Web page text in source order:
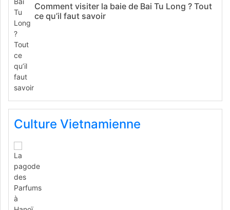
Comment visiter la baie de Bai Tu Long ? Tout
ce qu’il faut savoir
Culture Vietnamienne